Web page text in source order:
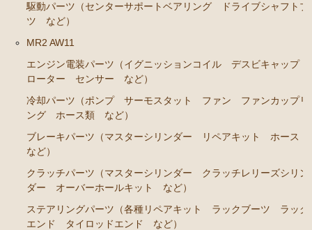
足廻りパーツ（アッパーマウント ベアリング ボー
ルジョイント など）
駆動パーツ（センターサポートベアリング ドライブ
MR2 AW11
エンジン電装パーツ（イグニッションコイル デスビ
キャップ ローター センサー など）
冷却パーツ（ポンプ サーモスタット ファン ファ
ブレーキパーツ（マスターシリンダー リペアキッ
駆動パーツ（センターサポートベアリング ドライブシャフトブ
ツ など）
MR2 AW11
エンジン電装パーツ（イグニッションコイル デスビキャップ
ローター センサー など）
冷却パーツ（ポンプ サーモスタット ファン ファンカップリ
ング ホース類 など）
ブレーキパーツ（マスターシリンダー リペアキット ホース
など）
クラッチパーツ（マスターシリンダー クラッチレリーズシリン
ダー オーバーホールキット など）
ステアリングパーツ（各種リペアキット ラックブーツ ラック
エンド タイロッドエンド など）